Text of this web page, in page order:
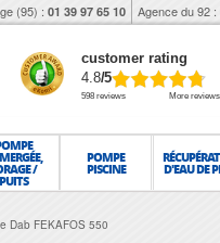
(95) : 01 39 97 65 10 Agence du 92 :
customer rating
4.8/5
598 reviews More reviews
/
PUITS
POMPE
PISCINE D'EAU DE
Dab FEKAFOS 550